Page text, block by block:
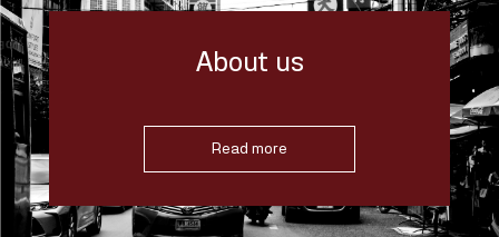
About us
Read more